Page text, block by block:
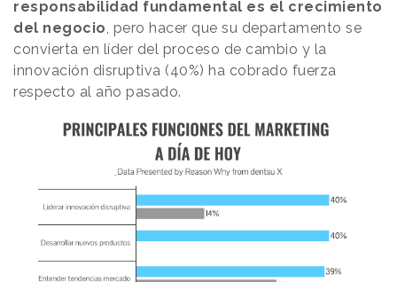
responsabilidad fundamental es el crecimiento
del negocio, pero hacer que su departamento se
convierta en líder del proceso de cambio y la
innovación disruptiva (40%) ha cobrado fuerza
respecto al año pasado.